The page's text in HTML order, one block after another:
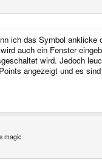
ich das Symbol anklicke
auch ein Fenster
wird. Jedoch
angezeigt und es
magic